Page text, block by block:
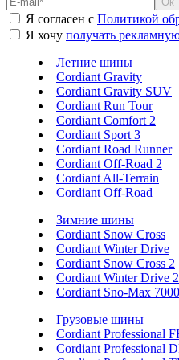
Я согласен с Политикой
Я хочу получать
Летние шины
Cordiant Gravity
Cordiant Gravity SUV
Cordiant Run Tour
Cordiant Comfort 2
Cordiant Sport 3
Cordiant Road Runner
Cordiant Off-Road 2
Cordiant All-Terrain
Cordiant Off-Road
Зимние шины
Cordiant Snow Cross
Cordiant Winter Drive
Cordiant Snow Cross 2
Cordiant Winter Drive 2
Cordiant Sno-Max 7000
Грузовые шины
Cordiant Professional
Cordiant Professional